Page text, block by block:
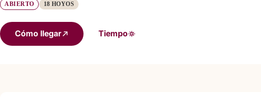
ABIERTO 18 HOYOS
Cómo llegar Tiempo